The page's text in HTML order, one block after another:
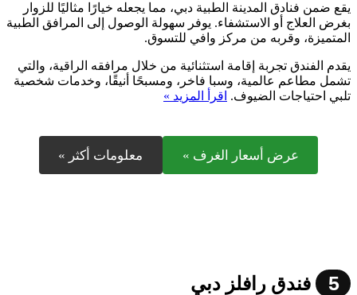
يقع ضمن فنادق المدينة الطبية دبي، مما يجعله خيارًا مثاليًا للزوار
بغرض العلاج أو الاستشفاء. يوفر سهولة الوصول إلى المرافق الطبية
المتميزة، وقربه من مركز وافي للتسوق.
يقدم الفندق تجربة إقامة استثنائية من خلال مرافقه الراقية، والتي
تشمل مطاعم عالمية، وسبا فاخر، ومسبحًا أنيقًا، وخدمات شخصية
تلبي احتياجات الضيوف. اقرأ المزيد »
عرض أسعار الغرف » معلومات أكثر »
5 فندق رافلز دبي